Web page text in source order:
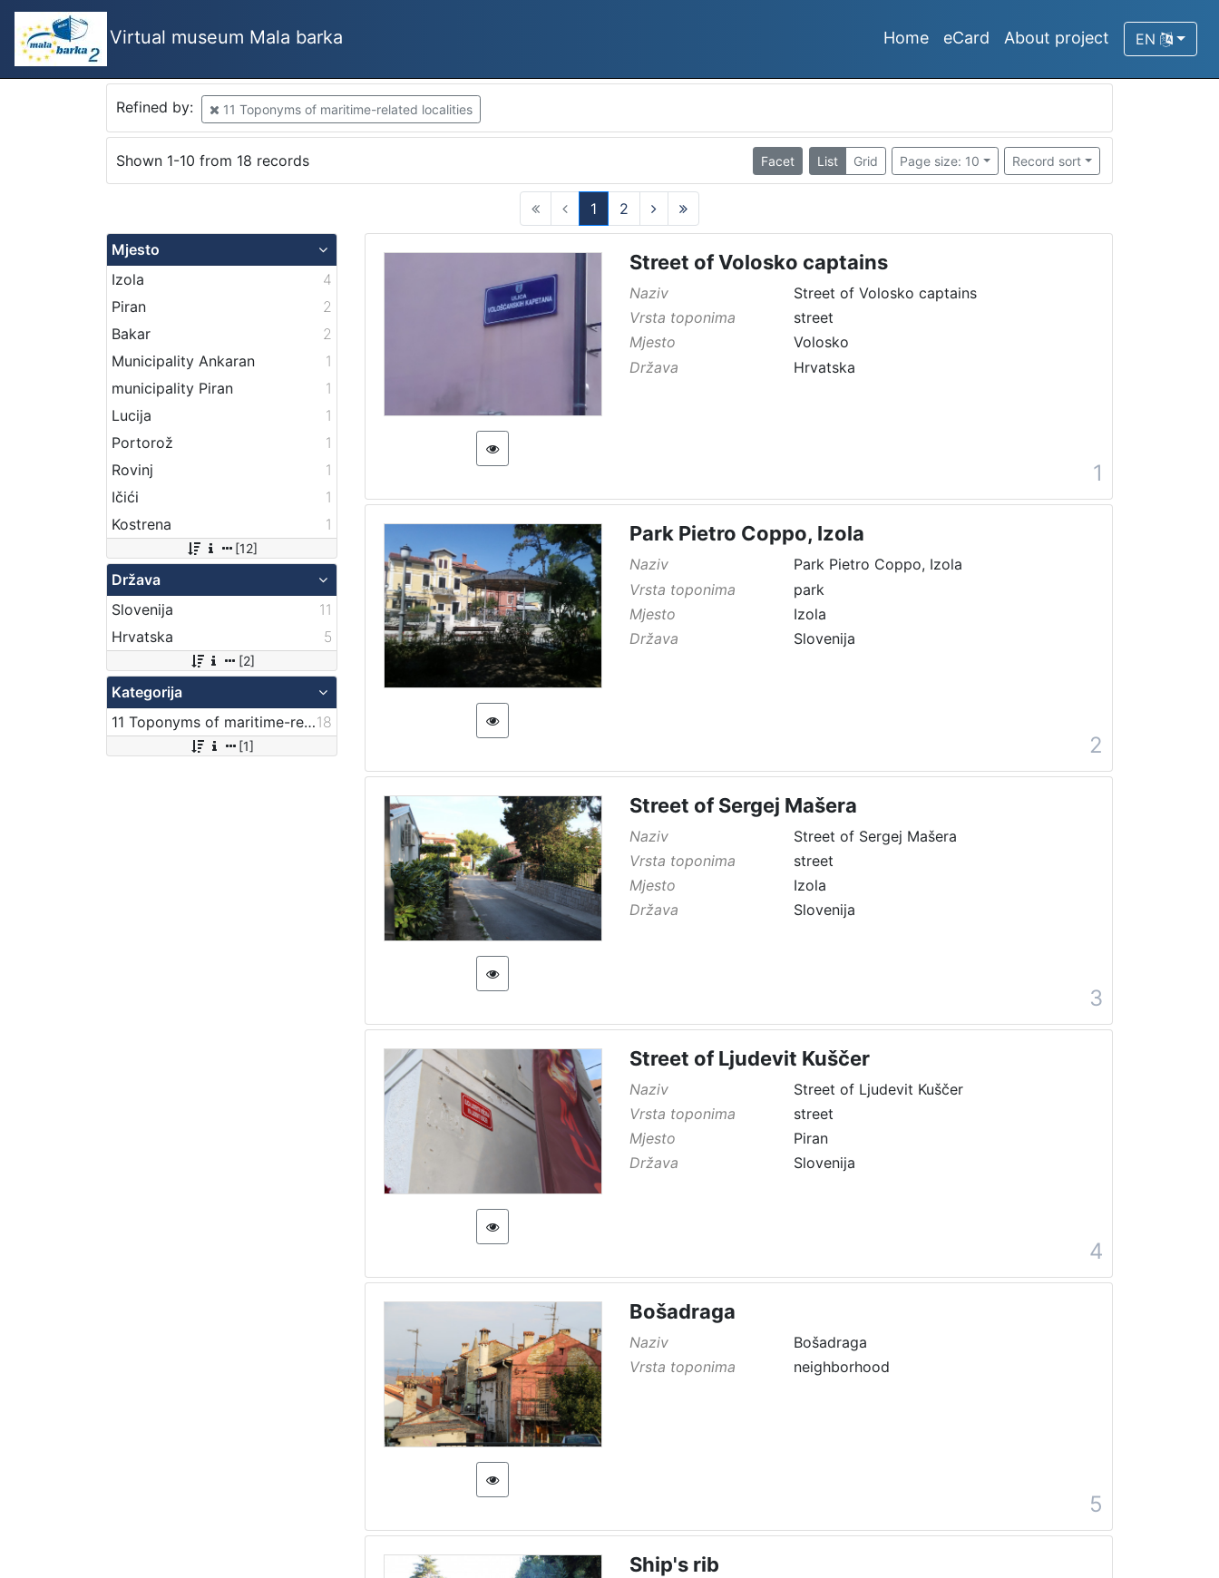
Virtual museum Mala barka Home eCard About project EN
Refined by: 11 Toponyms of maritime-related localities
Shown 1-10 from 18 records Facet List Grid Page size: 10 Record sort
1
(current)
2
Mjesto
Izola
4
Piran
2
Bakar
2
Municipality Ankaran
1
municipality Piran
1
Lucija
1
Portorož
1
Rovinj
1
Ičići
1
Kostrena
1
[12]
Država
Slovenija
11
Hrvatska
5
[2]
Kategorija
11 Toponyms of maritime-related localities18
[1]
Street of Volosko captains
Naziv
Street of Volosko captains
Vrsta toponima
street
Mjesto
Volosko
Država
Hrvatska
1
Park Pietro Coppo, Izola
Naziv
Park Pietro Coppo, Izola
Vrsta toponima
park
Mjesto
Izola
Država
Slovenija
2
Street of Sergej Mašera
Naziv
Street of Sergej Mašera
Vrsta toponima
street
Mjesto
Izola
Država
Slovenija
3
Street of Ljudevit Kuščer
Naziv
Street of Ljudevit Kuščer
Vrsta toponima
street
Mjesto
Piran
Država
Slovenija
4
Bošadraga
Naziv
Bošadraga
Vrsta toponima
neighborhood
5
Ship's rib